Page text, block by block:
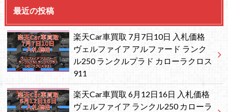
最近の投稿
楽天Car車買取 7月7日10日 入札価格
ヴェルファイア アルファード ランク
ル250 ランクルプラド カローラクロス
911
楽天Car車買取 6月12日16日 入札価格
ヴェルファイア ランクル250 カローラ